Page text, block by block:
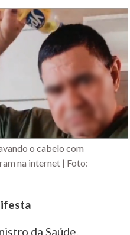
o cabelo com
na internet | Foto:
da Saúde,